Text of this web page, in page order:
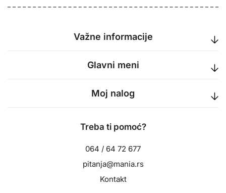
Važne informacije
Glavni meni
Moj nalog
Treba ti pomoć?
064 / 64 72 677
pitanja@mania.rs
Kontakt